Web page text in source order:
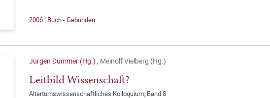
2006 | Buch - Gebunden
Jürgen Dummer (Hg.) , Meinolf Vielberg (Hg.)
Leitbild Wissenschaft?
Altertumswissenschaftliches Kolloquium, Band 8